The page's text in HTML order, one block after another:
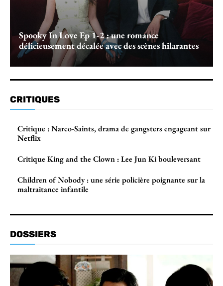
Spooky In Love Ep 1-2 : une romance
délicieusement décalée avec des scènes hilarantes
CRITIQUES
Critique : Narco-Saints, drama de gangsters engageant sur
Netflix
Critique King and the Clown : Lee Jun Ki bouleversant
Children of Nobody : une série policière poignante sur la
maltraitance infantile
DOSSIERS